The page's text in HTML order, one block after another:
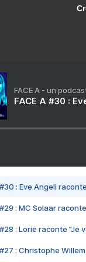
FACE A - un
FACE A #30 :
#30 : Eve Angeli
#29 : MC Solaar
#28 : Lorie raconte "Je
#27 : Christophe